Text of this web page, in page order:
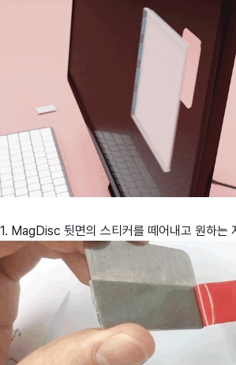
1. MagDisc 뒷면의 스티커를 떼어내고 원하는